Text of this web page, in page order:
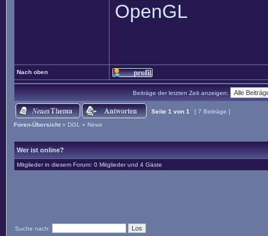
OpenGL
Nach oben
Beiträge der letzten Zeit anzeigen:
Seite 1 von 1
[ 7 Beiträge ]
Foren-Übersicht » DGL » News
Wer ist online?
Mitglieder in diesem Forum: 0 Mitglieder und 4 Gäste
Suche nach: